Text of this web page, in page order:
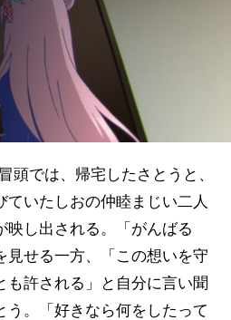
頭では、帰宅したさとうと、
ていたしおの仲睦まじい二人
映し出される。「がんばる
見せる一方、「この想いを守
も許される」と自分に言い聞
う。「好きなら何をしたって